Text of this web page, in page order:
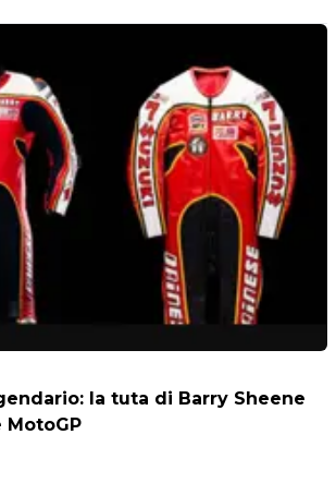
la tuta di Barry Sheene
MotoGP